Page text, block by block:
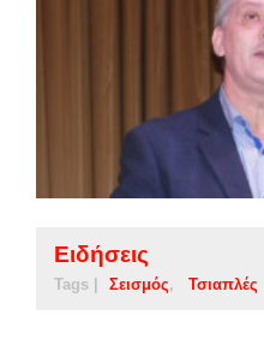
Ειδήσεις
Tags | Σεισμός Τσιαπλές